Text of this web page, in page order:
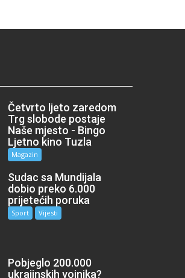
Četvrto ljeto zaredom
Trg slobode postaje
Naše mjesto - Bingo
Ljetno kino Tuzla
Magazin
Sudac sa Mundijala
dobio preko 6.000
prijetećih poruka
Sport Vijesti
Pobjeglo 200.000
ukrajinskih vojnika?